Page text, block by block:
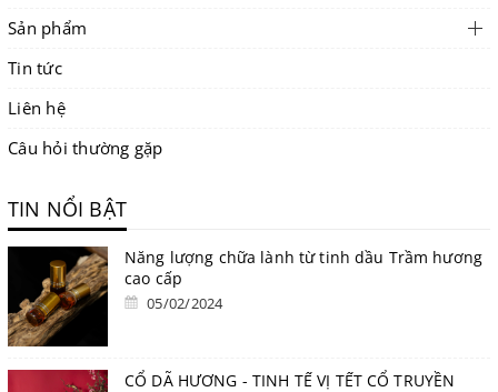
Sản phẩm
Tin tức
Liên hệ
Câu hỏi thường gặp
TIN NỔI BẬT
Năng lượng chữa lành từ tinh dầu Trầm hương
cao cấp
05/02/2024
CỔ DÃ HƯƠNG - TINH TẾ VỊ TẾT CỔ TRUYỀN